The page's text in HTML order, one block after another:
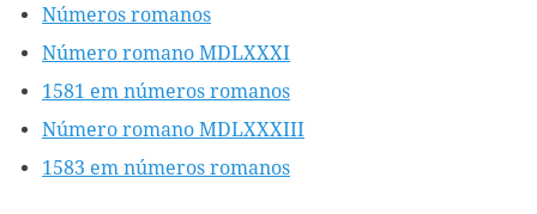
Números romanos
Número romano MDLXXXI
1581 em números romanos
Número romano MDLXXXIII
1583 em números romanos